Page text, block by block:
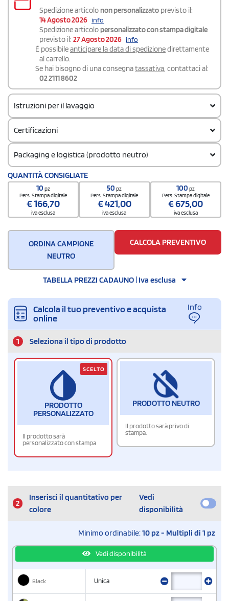
Spedizione articolo non personalizzato previsto il:
14 Agosto 2026 info
Spedizione articolo personalizzato con stampa digitale
previsto il: 27 Agosto 2026 info
É possibileanticipare la data di spedizionedirettamente
al carrello.
Se hai bisogno di una consegnatassativa, contattaci al:
02 2111 8602
Istruzioni per il lavaggio
Certificazioni
Packaging e logistica (prodotto neutro)
Codice doganale
66019920
Quantità per confezione
Quantità per scatola
20
QUANTITÀ CONSIGLIATE
10pz
Pers. Stampa digitale
€166,70
iva esclusa
50pz
Pers. Stampa digitale
€421,00
iva esclusa
100pz
Pers. Stampa digitale
€675,00
iva esclusa
ORDINA CAMPIONE
NEUTRO
CALCOLA PREVENTIVO
TABELLA PREZZI CADAUNO | Iva esclusa
Calcola il tuo preventivo e acquista
online
Info
1 Seleziona il tipo di prodotto
PRODOTTO
PERSONALIZZATO
Il prodotto sarà
personalizzato con stampa
SCELTO
PRODOTTO NEUTRO
Il prodotto sarà privo di
stampa.
2
Inserisci il quantitativo per
colore
Vedi
disponibilità
Minimo ordinabile:10 pz - Multipli di 1 pz
Vedi disponibilità
Black Unica